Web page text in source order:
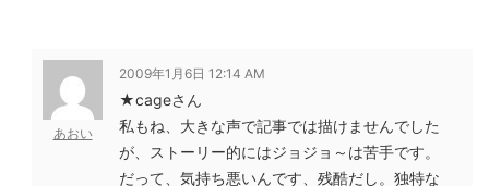
あおい
2009年1月6日 12:14 AM
★cageさん
私もね、大きな声で記事では描けませんでした
が、ストーリー的にはジョジョ～は苦手です。
だって、気持ち悪いんです、残酷だし。独特な